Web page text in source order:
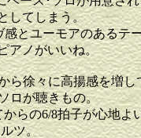
してしまう。
とユーモアのあるテ
アノがいいね。
徐々に高揚感を増し
ロが聴きもの。
らの6/8拍子が心地よ
ツ。